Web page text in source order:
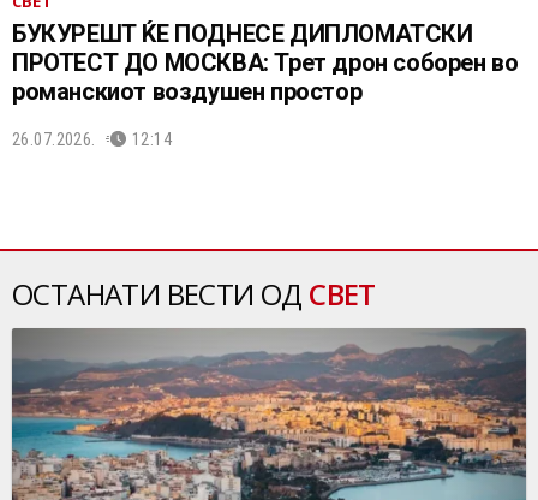
БУКУРЕШТ ЌЕ ПОДНЕСЕ ДИПЛОМАТСКИ
ПРОТЕСТ ДО МОСКВА: Трет дрон соборен во
романскиот воздушен простор
26.07.2026. 12:14
ОСТАНАТИ ВЕСТИ ОД СВЕТ